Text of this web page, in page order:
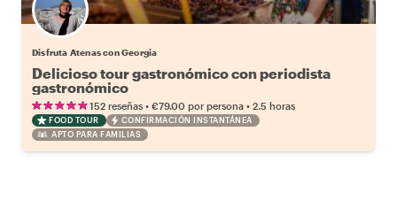
Disfruta Atenas con Georgia
Delicioso tour gastronómico con periodista
gastronómico
152 reseñas • €79.00 por persona • 2.5 horas
FOOD TOUR
CONFIRMACIÓN INSTANTÁNEA
APTO PARA FAMILIAS